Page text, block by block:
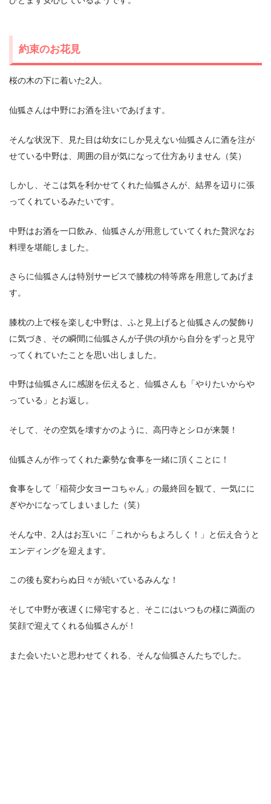
約束のお花見
桜の木の下に着いた2人。
仙狐さんは中野にお酒を注いであげます。
そんな状況下、見た目は幼女にしか見えない仙狐さんに酒を注が
せている中野は、周囲の目が気になって仕方ありません（笑）
しかし、そこは気を利かせてくれた仙狐さんが、結界を辺りに張
ってくれているみたいです。
中野はお酒を一口飲み、仙狐さんが用意していてくれた贅沢なお
料理を堪能しました。
さらに仙狐さんは特別サービスで膝枕の特等席を用意してあげま
す。
膝枕の上で桜を楽しむ中野は、ふと見上げると仙狐さんの髪飾り
に気づき、その瞬間に仙狐さんが子供の頃から自分をずっと見守
ってくれていたことを思い出しました。
中野は仙狐さんに感謝を伝えると、仙狐さんも「やりたいからや
っている」とお返し。
そして、その空気を壊すかのように、高円寺とシロが来襲！
仙狐さんが作ってくれた豪勢な食事を一緒に頂くことに！
食事をして「稲荷少女ヨーコちゃん」の最終回を観て、一気にに
ぎやかになってしまいました（笑）
そんな中、2人はお互いに「これからもよろしく！」と伝え合うと
エンディングを迎えます。
この後も変わらぬ日々が続いているみんな！
そして中野が夜遅くに帰宅すると、そこにはいつもの様に満面の
笑顔で迎えてくれる仙狐さんが！
また会いたいと思わせてくれる、そんな仙狐さんたちでした。